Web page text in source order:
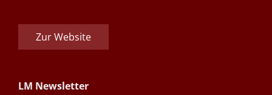
Zur Website
LM Newsletter